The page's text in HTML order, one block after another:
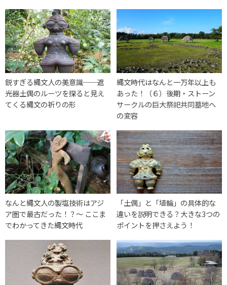
鋭すぎる縄文人の美意識──遮
光器土偶のルーツを探ると見え
てくる縄文の祈りの形
縄文時代はなんと一万年以上も
あった！（６）後期・ストーン
サークルの巨大祭祀共同墓地へ
の変容
なんと縄文人の製塩技術はアジ
ア圏で最古だった！？〜 ここま
でわかってきた縄文時代
「土偶」と「埴輪」の具体的な
違いを説明できる？大きな3つの
ポイントを押さえよう！